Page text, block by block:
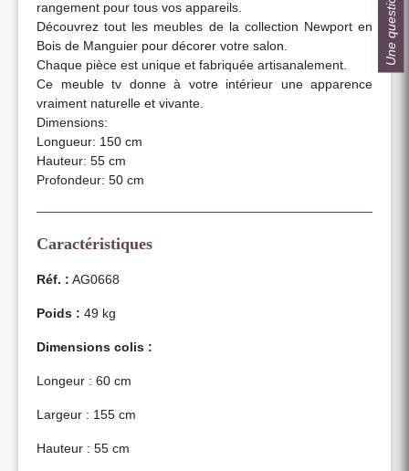
rangement pour tous vos appareils.
Découvrez tout les meubles de la collection Newport en
Bois de Manguier pour décorer votre salon.
Chaque pièce est unique et fabriquée artisanalement.
Ce meuble tv donne à votre intérieur une apparence
vraiment naturelle et vivante.
Dimensions:
Longueur: 150 cm
Hauteur: 55 cm
Profondeur: 50 cm
Caractéristiques
Réf. : AG0668
Poids : 49 kg
Dimensions colis :
Longeur : 60 cm
Largeur : 155 cm
Hauteur : 55 cm
Une question ?